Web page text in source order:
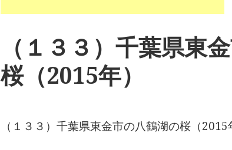
（１３３）千葉県東
桜（2015年）
（１３３）千葉県東金市の八鶴湖の桜（2015